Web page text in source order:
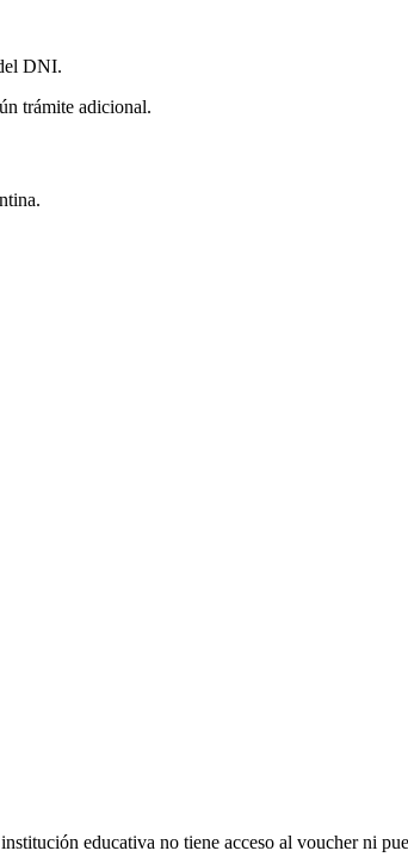
DNI.
trámite adicional.
educativa no tiene acceso al voucher ni